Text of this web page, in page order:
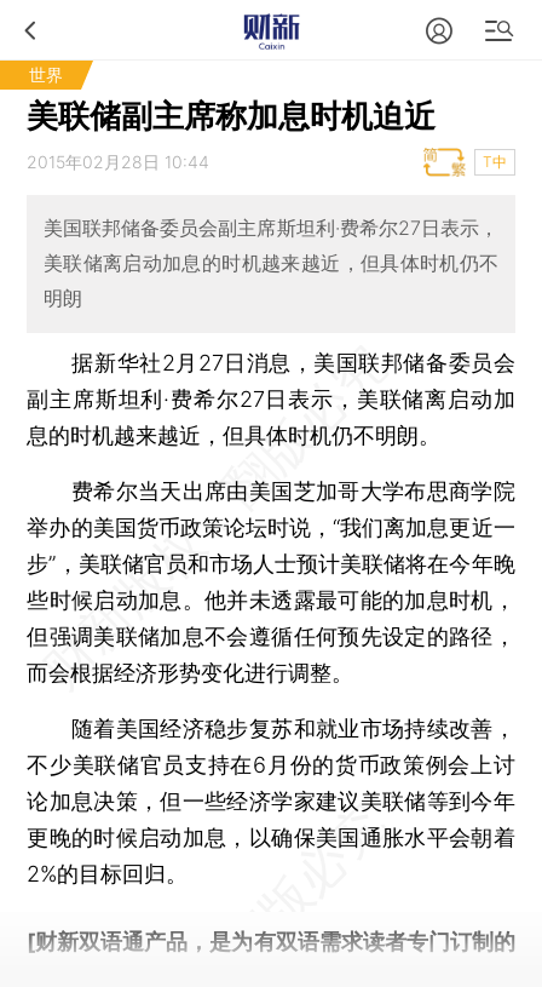
世界
美联储副主席称加息时机迫近
2015年02月28日 10:44 T中
美国联邦储备委员会副主席斯坦利·费希尔27日表示，
美联储离启动加息的时机越来越近，但具体时机仍不
明朗
据新华社2月27日消息，美国联邦储备委员会
副主席斯坦利·费希尔27日表示，美联储离启动加
息的时机越来越近，但具体时机仍不明朗。
费希尔当天出席由美国芝加哥大学布思商学院
举办的美国货币政策论坛时说，“我们离加息更近一
步”，美联储官员和市场人士预计美联储将在今年晚
些时候启动加息。他并未透露最可能的加息时机，
但强调美联储加息不会遵循任何预先设定的路径，
而会根据经济形势变化进行调整。
随着美国经济稳步复苏和就业市场持续改善，
不少美联储官员支持在6月份的货币政策例会上讨
论加息决策，但一些经济学家建议美联储等到今年
更晚的时候启动加息，以确保美国通胀水平会朝着
2%的目标回归。
[财新双语通产品，是为有双语需求读者专门订制的